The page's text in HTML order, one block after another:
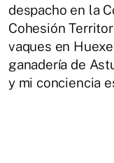
despacho en la
Cohesión
vaques en
ganadería de
y mi conciencia